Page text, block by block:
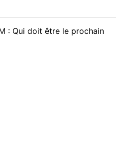
: Qui doit être le prochain